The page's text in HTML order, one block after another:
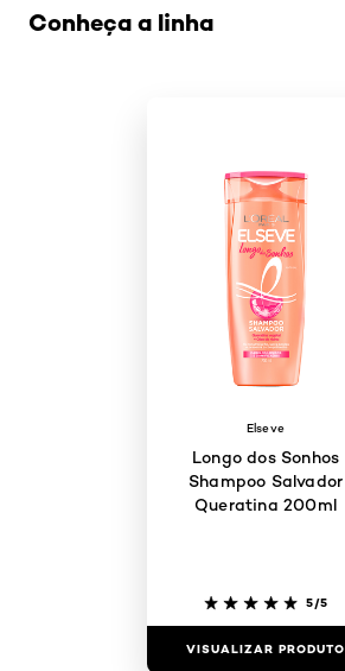
Conheça a linha
Elseve
Longo dos Sonhos
Shampoo Salvador
Queratina 200ml
5/5
VISUALIZAR PRODUTO